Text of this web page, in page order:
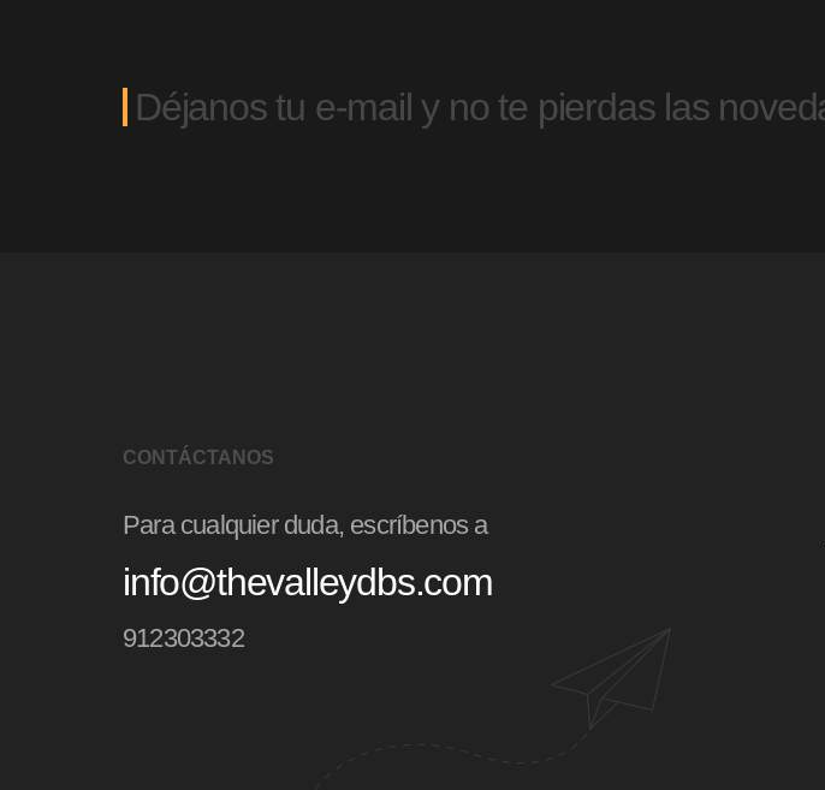
CONTÁCTANOS
Para cualquier duda, escríbenos a
info@thevalleydbs.com
912303332